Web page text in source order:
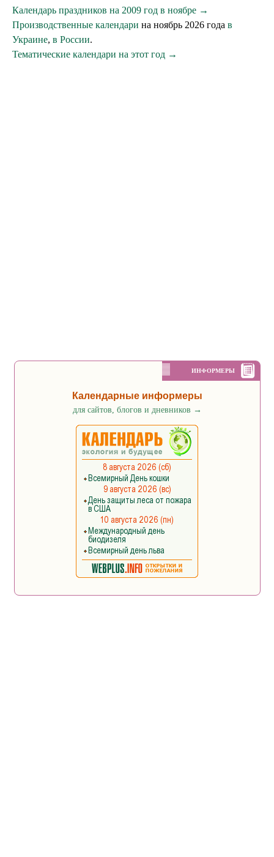
Календарь праздников на 2009 год в ноябре →
Производственные календари на ноябрь 2026 года в
Украине, в России.
Тематические календари на этот год →
ИНФОРМЕРЫ
Календарные информеры
для сайтов, блогов и дневников →